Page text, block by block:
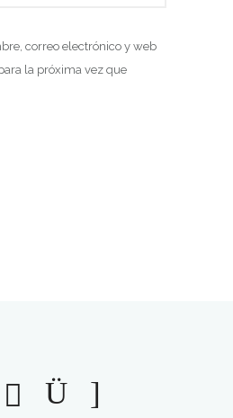
correo electrónico y web
la próxima vez que